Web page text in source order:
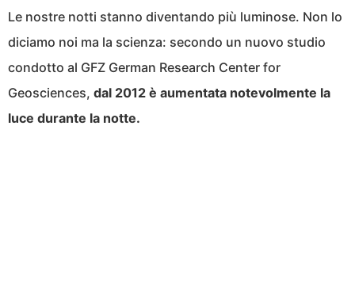
Le nostre notti stanno diventando più luminose. Non lo
diciamo noi ma la scienza: secondo un nuovo studio
condotto al GFZ German Research Center for
Geosciences, dal 2012 è aumentata notevolmente la
luce durante la notte.